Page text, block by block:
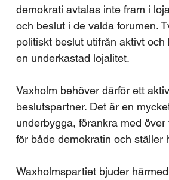
demokrati avtalas inte fram i
och beslut i de valda forumen.
politiskt beslut utifrån aktivt
en underkastad lojalitet.
Vaxholm behöver därför ett
beslutspartner. Det är en
underbygga, förankra med
för både demokratin och ställer
Waxholmspartiet bjuder